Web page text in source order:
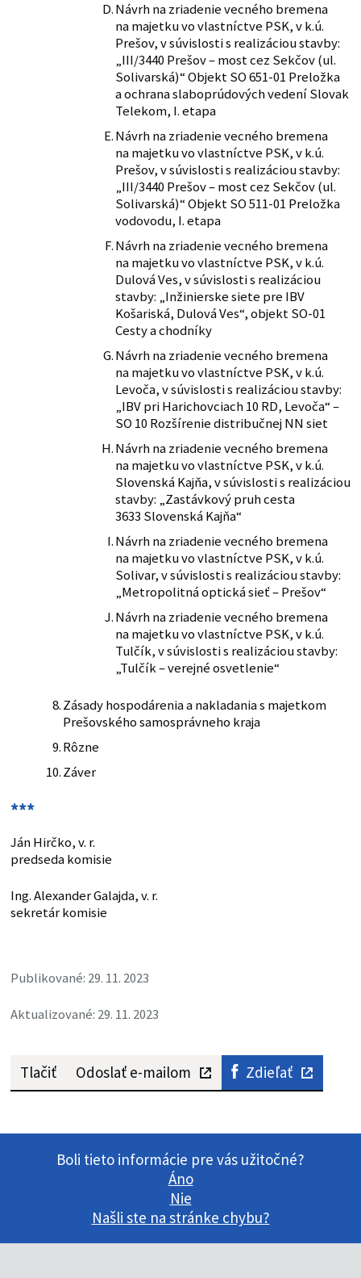
Návrh na zriadenie vecného bremena
na majetku vo vlastníctve PSK, v k.ú.
Prešov, v súvislosti s realizáciou stavby:
„III/3440 Prešov – most cez Sekčov (ul.
Solivarská)“ Objekt SO 651-01 Preložka
a ochrana slaboprúdových vedení Slovak
Telekom, I. etapa
Návrh na zriadenie vecného bremena
na majetku vo vlastníctve PSK, v k.ú.
Prešov, v súvislosti s realizáciou stavby:
„III/3440 Prešov – most cez Sekčov (ul.
Solivarská)“ Objekt SO 511-01 Preložka
vodovodu, I. etapa
Návrh na zriadenie vecného bremena
na majetku vo vlastníctve PSK, v k.ú.
Dulová Ves, v súvislosti s realizáciou
stavby: „Inžinierske siete pre IBV
Košariská, Dulová Ves“, objekt SO-01
Cesty a chodníky
Návrh na zriadenie vecného bremena
na majetku vo vlastníctve PSK, v k.ú.
Levoča, v súvislosti s realizáciou stavby:
„IBV pri Harichovciach 10 RD, Levoča“ –
SO 10 Rozšírenie distribučnej NN siet
Návrh na zriadenie vecného bremena
na majetku vo vlastníctve PSK, v k.ú.
Slovenská Kajňa, v súvislosti s realizáciou
stavby: „Zastávkový pruh cesta
3633 Slovenská Kajňa“
Návrh na zriadenie vecného bremena
na majetku vo vlastníctve PSK, v k.ú.
Solivar, v súvislosti s realizáciou stavby:
„Metropolitná optická sieť – Prešov“
Návrh na zriadenie vecného bremena
na majetku vo vlastníctve PSK, v k.ú.
Tulčík, v súvislosti s realizáciou stavby:
„Tulčík – verejné osvetlenie“
Zásady hospodárenia a nakladania s majetkom
Prešovského samosprávneho kraja
Rôzne
Záver
***
Ján Hirčko, v. r.
predseda komisie
Ing. Alexander Galajda, v. r.
sekretár komisie
Publikované: 29. 11. 2023
Aktualizované: 29. 11. 2023
Tlačiť Odoslať e-mailom Zdieľať
Boli tieto informácie pre vás užitočné?
Áno
Nie
Našli ste na stránke chybu?